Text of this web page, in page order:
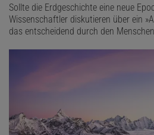
Sollte die Erdgeschichte eine neue
Wissenschaftler diskutieren über ein
das entscheidend durch den